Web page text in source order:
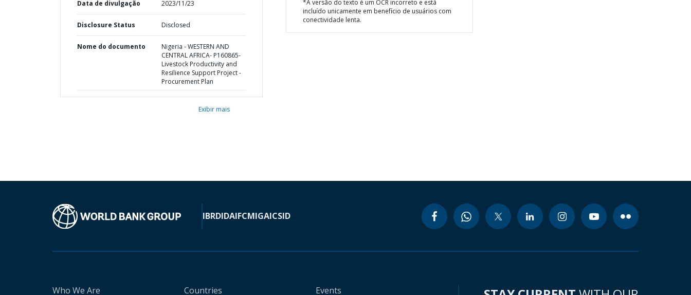
Data de divulgação 2023/11/23
Disclosure Status Disclosed
Nome do documento
Nigeria - WESTERN AND
CENTRAL AFRICA- P160865-
Livestock Productivity and
Resilience Support Project -
Procurement Plan
Exibir mais
*A versão do texto é um OCR incorreto e está
incluído unicamente em benefício de usuários com
conectividade lenta.
IBRDIDAIFCMIGAICSID
Who We Are Countries Events